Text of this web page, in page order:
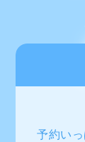
予約いっ